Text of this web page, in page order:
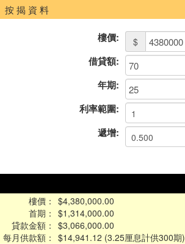
按 揭 資 料
樓價: $
借貸額:
年期:
利率範圍:
遞增:
樓價： $4,380,000.00
首期： $1,314,000.00
貸款金額： $3,066,000.00
每月供款額： $14,941.12 (3.25厘息計供300期)